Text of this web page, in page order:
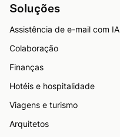
Soluções
Assistência de e-mail com IA
Colaboração
Finanças
Hotéis e hospitalidade
Viagens e turismo
Arquitetos